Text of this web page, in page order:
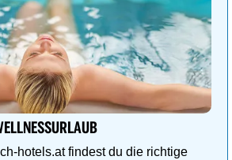
hotels.at findest du die richtige